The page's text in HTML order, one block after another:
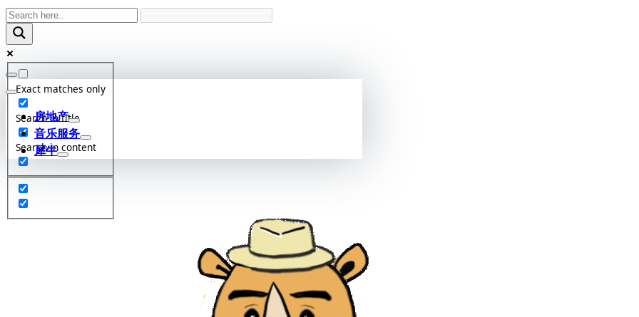
Skip
to
content
Exact matches only
Search in title
Search in content
房地产
音乐服务
犀牛